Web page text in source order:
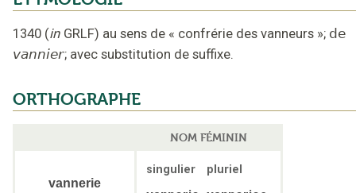
1340 (in GRLF) au sens de « confrérie des vanneurs »; de
vannier; avec substitution de suffixe.
ORTHOGRAPHE
NOM FÉMININ
vannerie
singulier pluriel